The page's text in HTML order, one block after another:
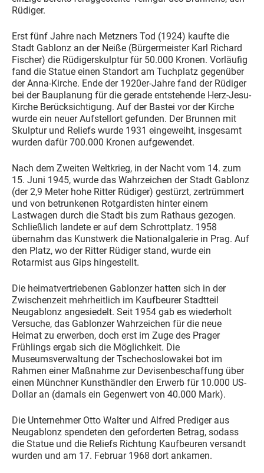
Rüdiger.
Erst fünf Jahre nach Metzners Tod (1924) kaufte die
Stadt Gablonz an der Neiße (Bürgermeister Karl Richard
Fischer) die Rüdigerskulptur für 50.000 Kronen. Vorläufig
fand die Statue einen Standort am Tuchplatz gegenüber
der Anna-Kirche. Ende der 1920er-Jahre fand der Rüdiger
bei der Bauplanung für die gerade entstehende Herz-Jesu-
Kirche Berücksichtigung. Auf der Bastei vor der Kirche
wurde ein neuer Aufstellort gefunden. Der Brunnen mit
Skulptur und Reliefs wurde 1931 eingeweiht, insgesamt
wurden dafür 700.000 Kronen aufgewendet.
Nach dem Zweiten Weltkrieg, in der Nacht vom 14. zum
15. Juni 1945, wurde das Wahrzeichen der Stadt Gablonz
(der 2,9 Meter hohe Ritter Rüdiger) gestürzt, zertrümmert
und von betrunkenen Rotgardisten hinter einem
Lastwagen durch die Stadt bis zum Rathaus gezogen.
Schließlich landete er auf dem Schrottplatz. 1958
übernahm das Kunstwerk die Nationalgalerie in Prag. Auf
den Platz, wo der Ritter Rüdiger stand, wurde ein
Rotarmist aus Gips hingestellt.
Die heimatvertriebenen Gablonzer hatten sich in der
Zwischenzeit mehrheitlich im Kaufbeurer Stadtteil
Neugablonz angesiedelt. Seit 1954 gab es wiederholt
Versuche, das Gablonzer Wahrzeichen für die neue
Heimat zu erwerben, doch erst im Zuge des Prager
Frühlings ergab sich die Möglichkeit. Die
Museumsverwaltung der Tschechoslowakei bot im
Rahmen einer Maßnahme zur Devisenbeschaffung über
einen Münchner Kunsthändler den Erwerb für 10.000 US-
Dollar an (damals ein Gegenwert von 40.000 Mark).
Die Unternehmer Otto Walter und Alfred Prediger aus
Neugablonz spendeten den geforderten Betrag, sodass
die Statue und die Reliefs Richtung Kaufbeuren versandt
wurden und am 17. Februar 1968 dort ankamen.